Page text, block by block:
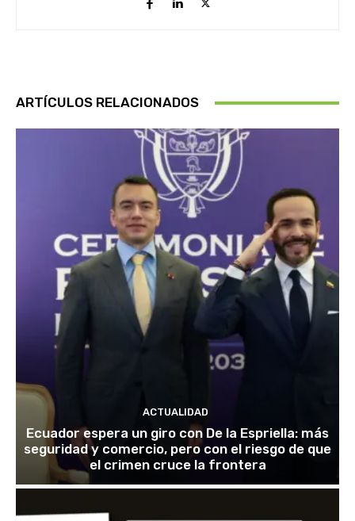
ARTÍCULOS RELACIONADOS
ACTUALIDAD
Ecuador espera un giro con De la Espriella: más
seguridad y comercio, pero con el riesgo de que
el crimen cruce la frontera